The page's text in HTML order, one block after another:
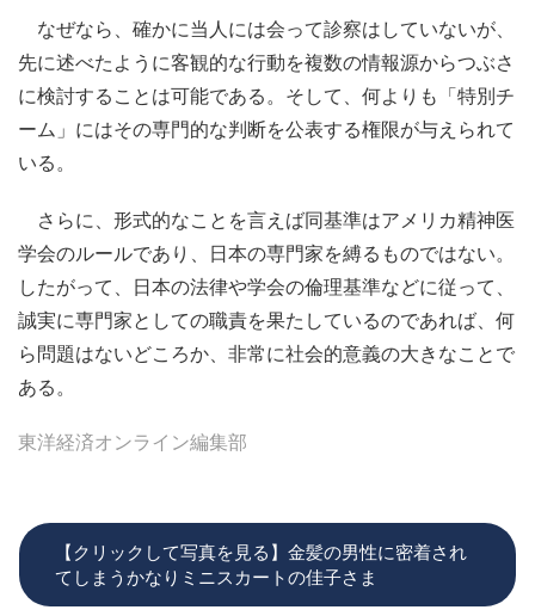
なぜなら、確かに当人には会って診察はしていないが、
先に述べたように客観的な行動を複数の情報源からつぶさ
に検討することは可能である。そして、何よりも「特別チ
ーム」にはその専門的な判断を公表する権限が与えられて
いる。
さらに、形式的なことを言えば同基準はアメリカ精神医
学会のルールであり、日本の専門家を縛るものではない。
したがって、日本の法律や学会の倫理基準などに従って、
誠実に専門家としての職責を果たしているのであれば、何
ら問題はないどころか、非常に社会的意義の大きなことで
ある。
東洋経済オンライン編集部
【クリックして写真を見る】金髪の男性に密着され
てしまうかなりミニスカートの佳子さま